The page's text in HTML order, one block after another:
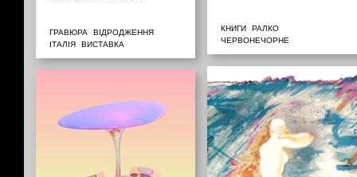
ГРАВЮРА
ВІДРОДЖЕННЯ
ІТАЛІЯ
ВИСТАВКА
КНИГИ
РАЛКО
ЧЕРВОНЕЧОРНЕ